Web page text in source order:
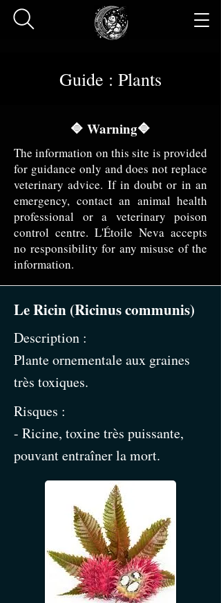
Guide : Plants
🔷 Warning🔷
The information on this site is provided
for guidance only and does not replace
veterinary advice. If in doubt or in an
emergency, contact an animal health
professional or a veterinary poison
control centre. L'Étoile Neva accepts
no responsibility for any misuse of the
information.
Le Ricin (Ricinus communis)
Description :
Plante ornementale aux graines
très toxiques.
Risques :
- Ricine, toxine très puissante,
pouvant entraîner la mort.